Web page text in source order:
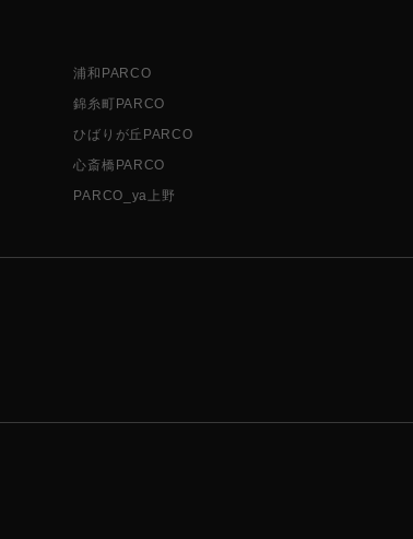
浦和PARCO
錦糸町PARCO
ひばりが丘PARCO
心斎橋PARCO
PARCO_ya上野